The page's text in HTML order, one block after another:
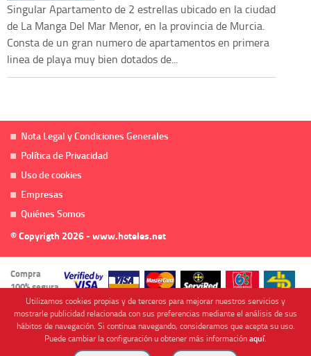
Singular Apartamento de 2 estrellas ubicado en la ciudad
de La Manga Del Mar Menor, en la provincia de Murcia.
Consta de un gran numero de apartamentos en primera
linea de playa muy bien dotados de...
Nota Legal y Condiciones Generales
Política de Privacidad
Uso de cookies
Empresas
Quiénes Somos
© Copyrigth 2026 - www.hoteles.net
Compra
100% segura
Utilizamos cookies propias y de terceros para mejorar nuestros servicios y
mostrarle publicidad relacionada con sus preferencias mediante el análisis de sus
hábitos de navegación. Si continua navegando, consideramos que acepta su uso.
Puede cambiar la configuración u obtener más informaciónaquí.